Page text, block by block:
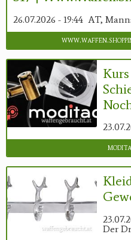
26.07.2026 - 19:44 AT,
Der